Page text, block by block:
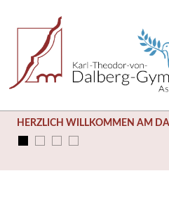
HERZLICH WILLKOMMEN AM